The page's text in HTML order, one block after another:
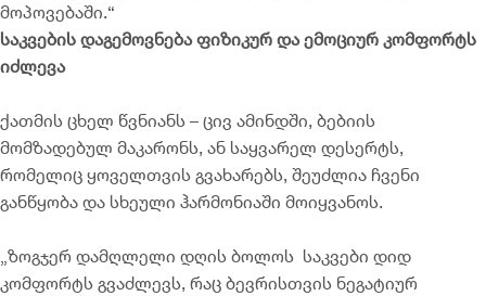
მოპოვებაში.“
საკვების დაგემოვნება ფიზიკურ და ემოციურ კომფორტს
იძლევა
ქათმის ცხელ წვნიანს – ცივ ამინდში, ბებიის
მომზადებულ მაკარონს, ან საყვარელ დესერტს,
რომელიც ყოველთვის გვახარებს, შეუძლია ჩვენი
განწყობა და სხეული ჰარმონიაში მოიყვანოს.
„ზოგჯერ დამღლელი დღის ბოლოს საკვები დიდ
კომფორტს გვაძლევს, რაც ბევრისთვის ნეგატიურ